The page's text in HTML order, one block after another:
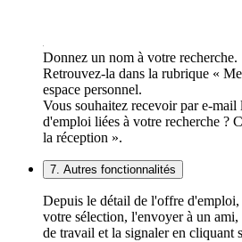
Donnez un nom à votre recherche.
Retrouvez-la dans la rubrique «
espace personnel.
Vous souhaitez recevoir par e-mail
d'emploi liées à votre recherche ?
la réception ».
7. Autres fonctionnalités
Depuis le détail de l'offre
votre sélection, l'envoyer à un
de travail et la signaler en cliquant